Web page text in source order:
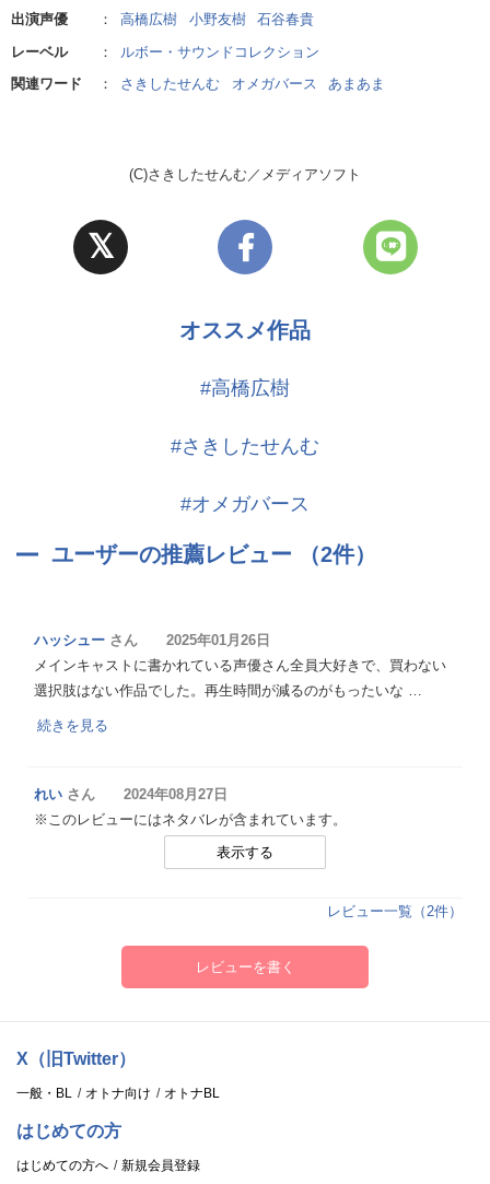
ります！
演技派キャスト陣によって描かれる『究極のどちゃシコラブコメデ
他
出演声優 ： 高橋広樹 小野友樹
石谷春貴
レーベル
：
ルボー・サウンドコレクション
関連ワード
： さきしたせんむ オメガバース あまあま
(C)さきしたせんむ／メディアソフト
オススメ作品
#高橋広樹
#さきしたせんむ
#オメガバース
ユーザーの推薦レビュー （2件）
ハッシュー さん 2025年01月26日
メインキャストに書かれている声優さん全員大好きで、買わない
選択肢はない作品でした。再生時間が減るのがもったいな …
続きを見る
れい さん 2024年08月27日
※このレビューにはネタバレが含まれています。
表示する
レビュー一覧（2件）
レビューを書く
X（旧Twitter）
一般・BL オトナ向け オトナBL
はじめての方
はじめての方へ 新規会員登録